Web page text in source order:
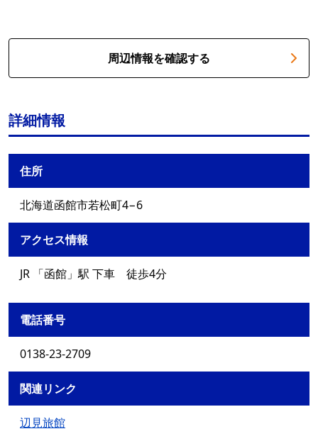
周辺情報を確認する
詳細情報
住所
北海道函館市若松町4−6
アクセス情報
JR 「函館」駅 下車 徒歩4分
電話番号
0138-23-2709
関連リンク
辺見旅館